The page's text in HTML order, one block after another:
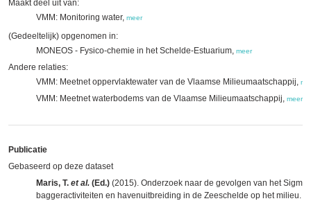
Maakt deel uit van:
VMM: Monitoring water, meer
(Gedeeltelijk) opgenomen in:
MONEOS - Fysico-chemie in het Schelde-Estuarium, meer
Andere relaties:
VMM: Meetnet oppervlaktewater van de Vlaamse Milieumaatschappij,
VMM: Meetnet waterbodems van de Vlaamse Milieumaatschappij, meer
Publicatie
Gebaseerd op deze dataset
Maris, T. et al. (Ed.) (2015). Onderzoek naar de gevolgen van het
baggeractiviteiten en havenuitbreiding in de Zeeschelde op het milieu.